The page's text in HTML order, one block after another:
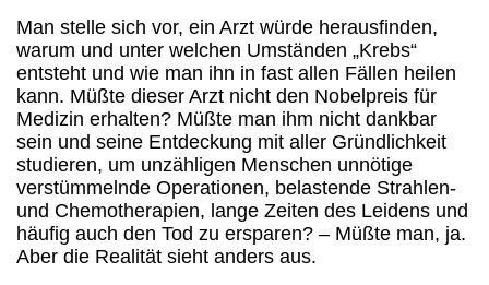
Man stelle sich vor, ein Arzt würde herausfinden,
warum und unter welchen Umständen „Krebs“
entsteht und wie man ihn in fast allen Fällen heilen
kann. Müßte dieser Arzt nicht den Nobelpreis für
Medizin erhalten? Müßte man ihm nicht dankbar
sein und seine Entdeckung mit aller Gründlichkeit
studieren, um unzähligen Menschen unnötige
verstümmelnde Operationen, belastende Strahlen-
und Chemotherapien, lange Zeiten des Leidens und
häufig auch den Tod zu ersparen? – Müßte man, ja.
Aber die Realität sieht anders aus.